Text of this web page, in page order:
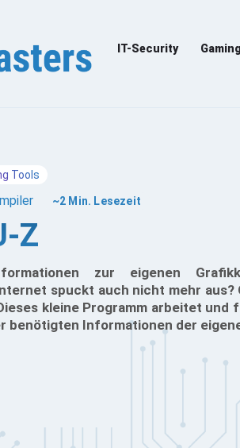
IT-Security
Tools
~2 Min. Lesezeit
Z
zur eigenen
spuckt auch nicht mehr aus?
kleine Programm arbeitet und
benötigten Informationen der